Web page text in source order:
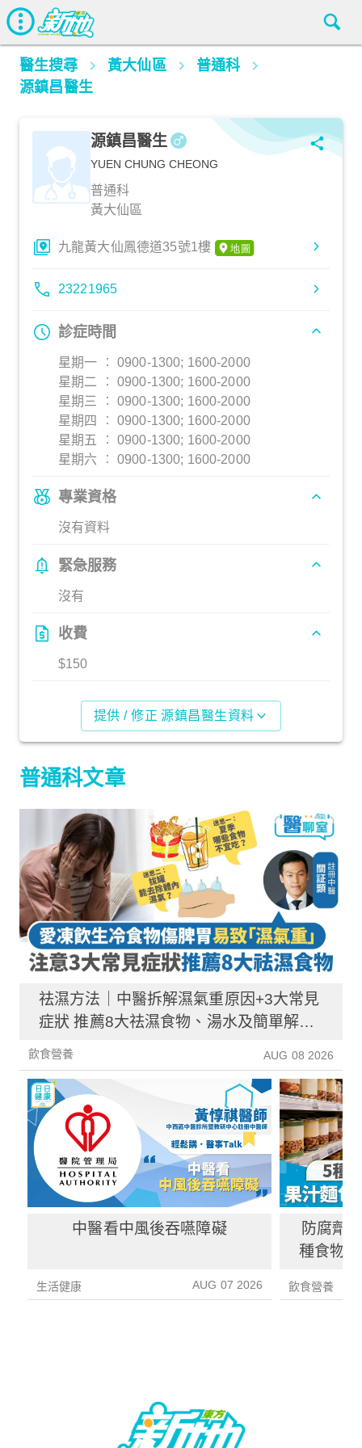
醫生搜尋 黃大仙區
普通科
源鎮昌醫生
源鎮昌醫生
YUEN CHUNG CHEONG
普通科
黃大仙區
九龍黃大仙鳳德道35號1樓
23221965
診症時間
星期一 ︰ 0900-1300; 1600-2000
星期二 ︰ 0900-1300; 1600-2000
星期三 ︰ 0900-1300; 1600-2000
星期四 ︰ 0900-1300; 1600-2000
星期五 ︰ 0900-1300; 1600-2000
星期六 ︰ 0900-1300; 1600-2000
專業資格
沒有資料
緊急服務
沒有
收費
$150
提供 / 修正 源鎮昌醫生資料
普通科文章
祛濕方法｜中醫拆解濕氣重原因+3大常見
症狀 推薦8大祛濕食物、湯水及簡單解決
方法！
飲食營養 AUG 08 2026
中醫看中風後吞嚥障礙
生活健康 AUG 07 2026
防腐劑
種食物
飲食營養